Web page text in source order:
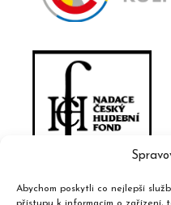
Abychom poskytli co nejlepší